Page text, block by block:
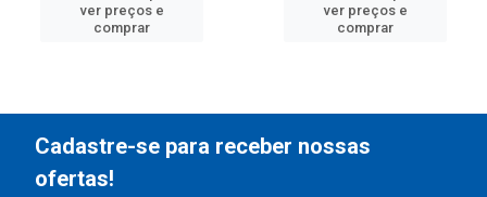
ver preços e
comprar
ver preços e
comprar
Cadastre-se para receber nossas
ofertas!